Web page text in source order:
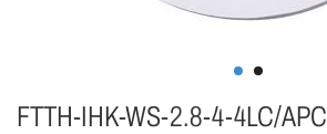
FTTH-IHK-WS-2.8-4-4LC/